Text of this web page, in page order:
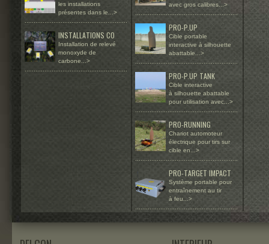
les installations
présentes dans le...>
INSTALLATIONS CO
Installation de relevé
monoxyde de
carbone...>
avec gros calibres...>
.........................................................
PRO-P.UP
Cible portable
interactive à silhouette
abattable...>
.........................................................
PRO-P.UP TANK
Cible interactive
à silhouette abattable
pour utilisation avec...>
.........................................................
PRO-RUNNING
Chariot automoteur
électrique pour tirs sur
cible en...>
PRO-TARGET IMPACT
Système portable pour
entraînement au tir
à feu...>
.........................................................